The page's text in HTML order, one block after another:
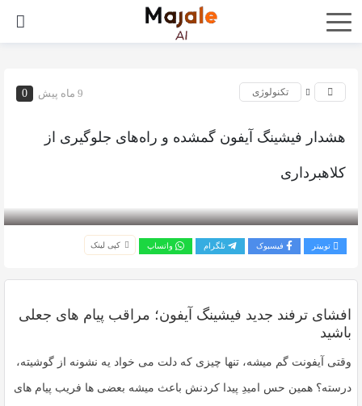
9 ماه پیش 0 تکنولوژی
هشدار فیشینگ آیفون گمشده و راه‌های جلوگیری از
کلاهبرداری
توییتر فیسبوک تلگرام واتساپ کپی لینک
افشای ترفند جدید فیشینگ آیفون؛ مراقب پیام های جعلی
باشید
وقتی آیفونت گم میشه، تنها چیزی که دلت می خواد یه نشونه از گوشیته،
درسته؟ همین حس امیدِ پیدا کردنش باعث میشه بعضی ها فریب پیام های